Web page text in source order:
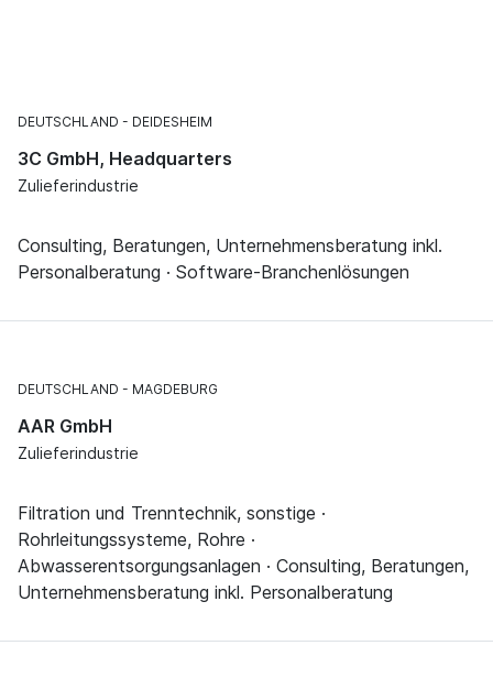
DEUTSCHLAND DEIDESHEIM
3C GmbH, Headquarters
Zulieferindustrie
Consulting, Beratungen, Unternehmensberatung inkl.
Personalberatung · Software-Branchenlösungen
DEUTSCHLAND MAGDEBURG
AAR GmbH
Zulieferindustrie
Filtration und Trenntechnik, sonstige ·
Rohrleitungssysteme, Rohre ·
Abwasserentsorgungsanlagen · Consulting, Beratungen,
Unternehmensberatung inkl. Personalberatung